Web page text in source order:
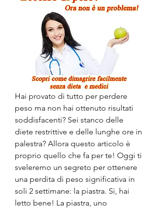
Hai provato di tutto per perdere
peso ma non hai ottenuto risultati
soddisfacenti? Sei stanco delle
diete restrittive e delle lunghe ore in
palestra? Allora questo articolo è
proprio quello che fa per te! Oggi ti
sveleremo un segreto per ottenere
una perdita di peso significativa in
soli 2 settimane: la piastra. Sì, hai
letto bene! La piastra, uno